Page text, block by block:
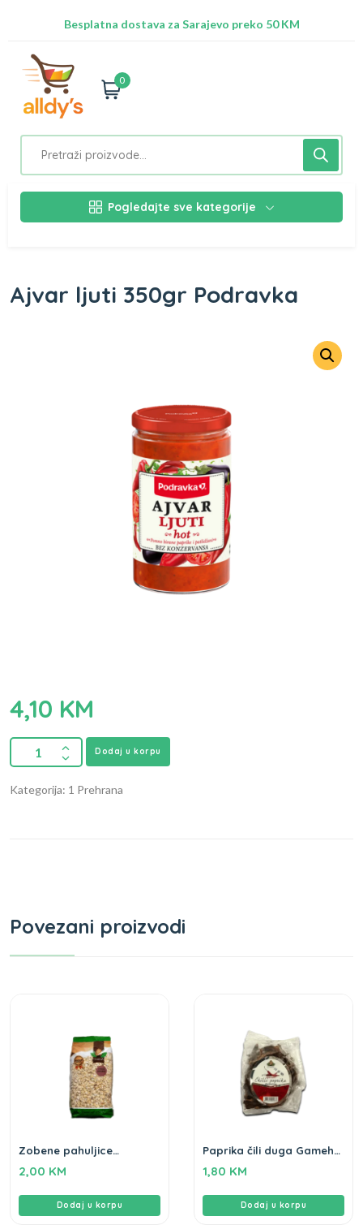
Besplatna dostava za Sarajevo preko 50 KM
0
Pogledajte sve kategorije
Ajvar ljuti 350gr Podravka
4,10 KM
Dodaj u korpu
Kategorija: 1 Prehrana
Povezani proizvodi
Zobene pahuljice
2,00 KM
Dodaj u korpu
Paprika čili duga Gameha
1,80 KM
Dodaj u korpu